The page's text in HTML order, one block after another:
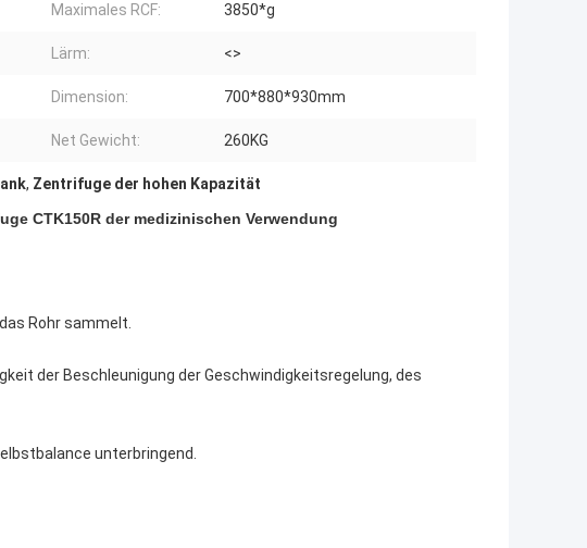
Maximales RCF: 3850*g
Lärm: <>
Dimension: 700*880*930mm
Net Gewicht: 260KG
, Zentrifuge der hohen Kapazität
CTK150R der medizinischen Verwendung
Rohr sammelt.
der Beschleunigung der Geschwindigkeitsregelung, des
unterbringend.